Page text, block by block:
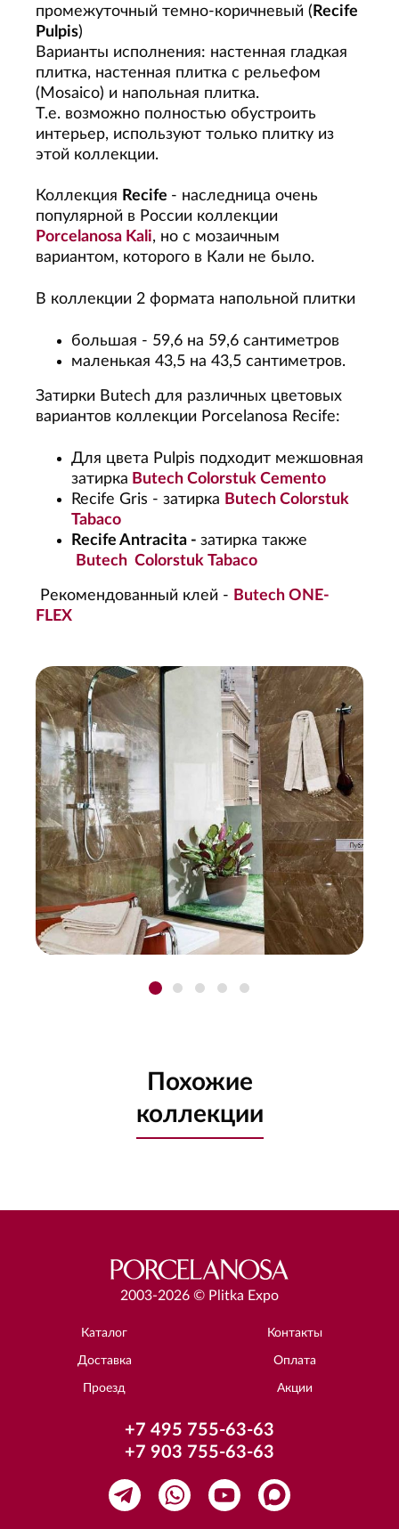
промежуточный темно-коричневый ( Recife
Pulpis)
Варианты исполнения: настенная гладкая
плитка, настенная плитка с рельефом
(Mosaico) и напольная плитка.
Т.е. возможно полностью обустроить
интерьер, используют только плитку из
этой коллекции.
Коллекция Recife - наследница очень
популярной в России коллекции
Porcelanosa Kali, но с мозаичным
вариантом, которого в Кали не было.
В коллекции 2 формата напольной плитки
большая - 59,6 на 59,6 сантиметров
маленькая 43,5 на 43,5 сантиметров.
Затирки Butech для различных цветовых
вариантов коллекции Porcelanosa Recife:
Для цвета Pulpis подходит межшовная
затирка Butech Colorstuk Cemento
Recife Gris - затирка Butech Colorstuk
Tabaco
Recife Antracita - затирка также
Butech Colorstuk Tabaco
Рекомендованный клей - Butech ONE-
FLEX
Похожие
коллекции
2003-2026 © Plitka Expo
Каталог Контакты
Доставка Оплата
Проезд Акции
+7 495 755-63-63
+7 903 755-63-63